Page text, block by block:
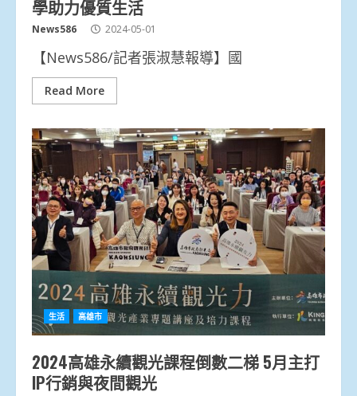
學助力優質生活
News586 2024-05-01
【News586/記者張淑慧報導】國
Read More
生活 高雄市
2024高雄永續觀光課程倒數二梯 5月主打
IP行銷與夜間觀光